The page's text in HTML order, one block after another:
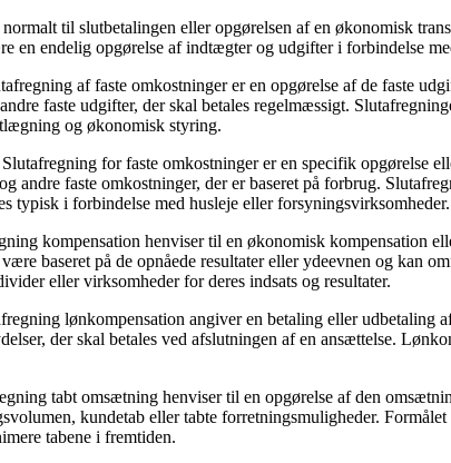
til slutbetalingen eller opgørelsen af en økonomisk
en endelig opgørelse af indtægter og udgifter i forbindelse
af faste omkostninger er en opgørelse af de faste
faste udgifter, der skal betales regelmæssigt.
og økonomisk styring.
for faste omkostninger er en specifik opgørelse
andre faste omkostninger, der er baseret på forbrug.
typisk i forbindelse med husleje eller forsyningsvirksomheder.
kompensation henviser til en økonomisk kompensation
baseret på de opnåede resultater eller ydeevnen og
eller virksomheder for deres indsats og resultater.
lønkompensation angiver en betaling eller
der skal betales ved afslutningen af en ansættelse.
tabt omsætning henviser til en opgørelse af den
kundetab eller tabte forretningsmuligheder.
tabene i fremtiden.